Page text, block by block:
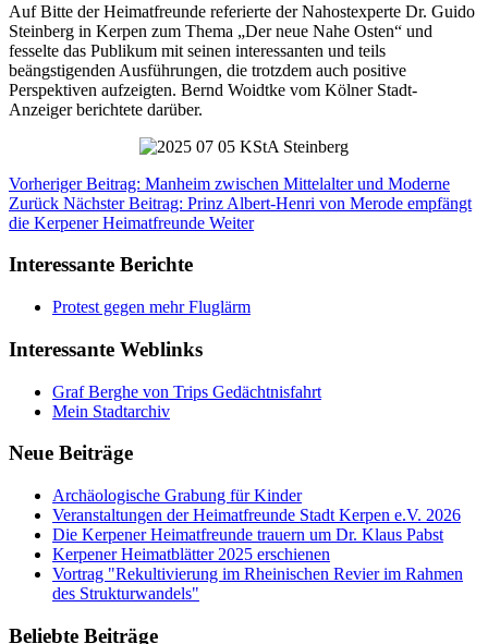
Auf Bitte der Heimatfreunde referierte der Nahostexperte Dr. Guido
Steinberg in Kerpen zum Thema „Der neue Nahe Osten“ und
fesselte das Publikum mit seinen interessanten und teils
beängstigenden Ausführungen, die trotzdem auch positive
Perspektiven aufzeigten. Bernd Woidtke vom Kölner Stadt-
Anzeiger berichtete darüber.
Vorheriger Beitrag: Manheim zwischen Mittelalter und Moderne
Zurück Nächster Beitrag: Prinz Albert-Henri von Merode empfängt
die Kerpener Heimatfreunde Weiter
Interessante Berichte
Protest gegen mehr Fluglärm
Interessante Weblinks
Graf Berghe von Trips Gedächtnisfahrt
Mein Stadtarchiv
Neue Beiträge
Archäologische Grabung für Kinder
Veranstaltungen der Heimatfreunde Stadt Kerpen e.V. 2026
Die Kerpener Heimatfreunde trauern um Dr. Klaus Pabst
Kerpener Heimatblätter 2025 erschienen
Vortrag "Rekultivierung im Rheinischen Revier im Rahmen
des Strukturwandels"
Beliebte Beiträge